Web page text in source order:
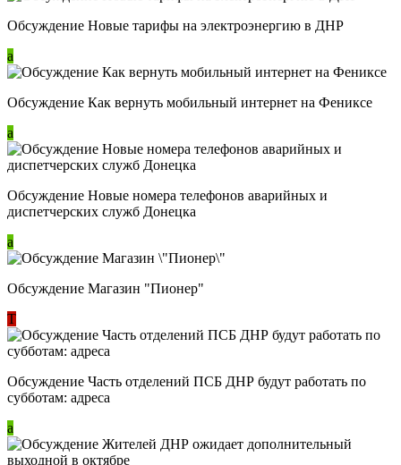
Обсуждение Новые тарифы на электроэнергию в ДНР
a
Обсуждение Как вернуть мобильный интернет на Фениксе
a
Обсуждение Новые номера телефонов аварийных и
диспетчерских служб Донецка
a
Обсуждение Магазин "Пионер"
Т
Обсуждение Часть отделений ПСБ ДНР будут работать по
субботам: адреса
a